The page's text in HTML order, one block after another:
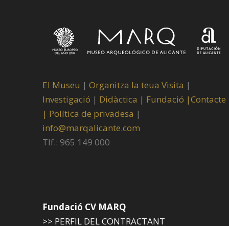
El Museu | Organitza la teua Visita |
Investigació | Didàctica | Fundació |Contacte
| Política de privadesa |
info@marqalicante.com
Tlf.: 965 149 000
Fundació CV MARQ
>> PERFIL DEL CONTRACTANT